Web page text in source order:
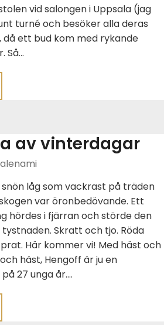
vid salongen i Uppsala (jag
turné och besöker alla deras
då ett bud kom med rykande
Så…
av vinterdagar
låg som vackrast på träden
var öronbedövande. Ett
hördes i fjärran och störde den
Skratt och tjo. Röda
Här kommer vi! Med häst och
häst, Hengoff är ju en
27 unga år….